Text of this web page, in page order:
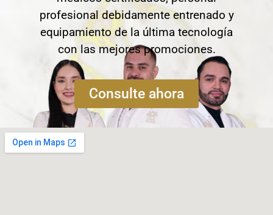
profesional debidamente entrenado y
equipamiento de la última tecnología
con las mejores promociones.
Consulte ahora